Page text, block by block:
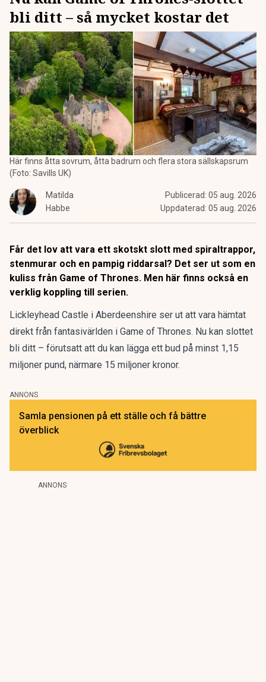
bli ditt – så mycket kostar det
Här finns åtta sovrum, åtta badrum och flera stora sällskapsrum
(Foto: Savills UK)
Matilda
Habbe
Publicerad: 05 aug. 2026
Uppdaterad: 05 aug. 2026
Får det lov att vara ett skotskt slott med spiraltrappor,
stenmurar och en pampig riddarsal? Det ser ut som en
kuliss från Game of Thrones. Men här finns också en
verklig koppling till serien.
Lickleyhead Castle i Aberdeenshire ser ut att vara hämtat
direkt från fantasivärlden i Game of Thrones. Nu kan slottet
bli ditt – förutsatt att du kan lägga ett bud på minst 1,15
miljoner pund, närmare 15 miljoner kronor.
ANNONS
Samla pensionen på ett ställe och få bättre
överblick
ANNONS